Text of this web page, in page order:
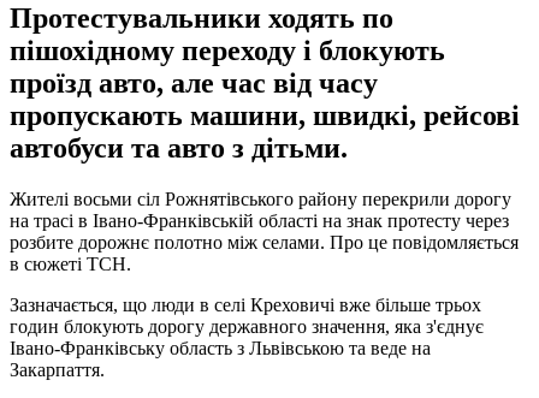
Протестувальники ходять по
пішохідному переходу і блокують
проїзд авто, але час від часу
пропускають машини, швидкі, рейсові
автобуси та авто з дітьми.
Жителі восьми сіл Рожнятівського району перекрили дорогу
на трасі в Івано-Франківській області на знак протесту через
розбите дорожнє полотно між селами. Про це повідомляється
в сюжеті ТСН.
Зазначається, що люди в селі Креховичі вже більше трьох
годин блокують дорогу державного значення, яка з'єднує
Івано-Франківську область з Львівською та веде на
Закарпаття.